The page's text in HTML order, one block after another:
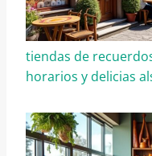
tiendas de
horarios y delicias